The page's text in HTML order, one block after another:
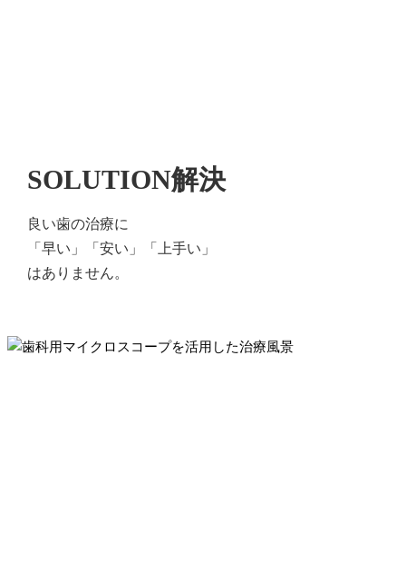
SOLUTION解決
良い歯の治療に
「早い」「安い」「上手い」
はありません。